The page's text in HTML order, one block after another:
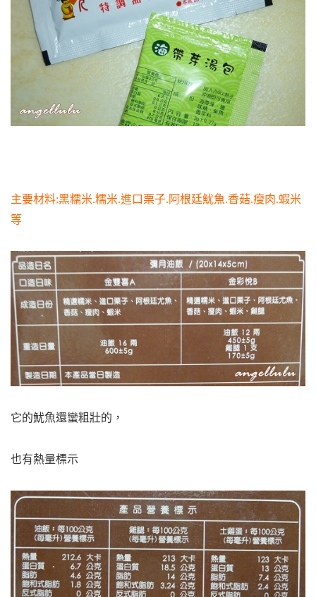
主要材料:黑糯米.糯米.進口栗子.阿根廷魷魚.香菇.瘦肉.蝦米
等
它的魷魚還蠻粗壯的，
也有熱量標示